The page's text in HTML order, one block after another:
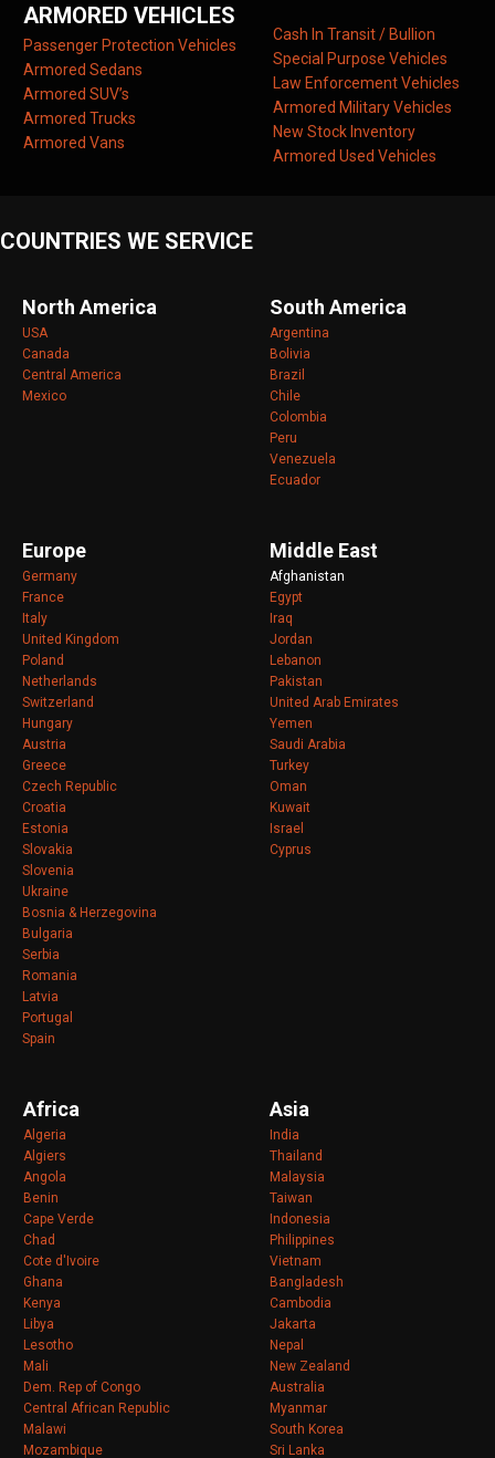
ARMORED VEHICLES
Passenger Protection Vehicles
Armored Sedans
Armored SUV’s
Armored Trucks
Armored Vans
Cash In Transit / Bullion
Special Purpose Vehicles
Law Enforcement Vehicles
Armored Military Vehicles
New Stock Inventory
Armored Used Vehicles
COUNTRIES WE SERVICE
North America
USA
Canada
Central America
Mexico
South America
Argentina
Bolivia
Brazil
Chile
Colombia
Peru
Venezuela
Ecuador
Europe
Germany
France
Italy
United Kingdom
Poland
Netherlands
Switzerland
Hungary
Austria
Greece
Czech Republic
Croatia
Estonia
Slovakia
Slovenia
Ukraine
Bosnia & Herzegovina
Bulgaria
Serbia
Romania
Latvia
Portugal
Spain
Middle East
Afghanistan
Egypt
Iraq
Jordan
Lebanon
Pakistan
United Arab Emirates
Yemen
Saudi Arabia
Turkey
Oman
Kuwait
Israel
Cyprus
Africa
Algeria
Algiers
Angola
Benin
Cape Verde
Chad
Cote d'Ivoire
Ghana
Kenya
Libya
Lesotho
Mali
Dem. Rep of Congo
Central African Republic
Malawi
Mozambique
Asia
India
Thailand
Malaysia
Taiwan
Indonesia
Philippines
Vietnam
Bangladesh
Cambodia
Jakarta
Nepal
New Zealand
Australia
Myanmar
South Korea
Sri Lanka